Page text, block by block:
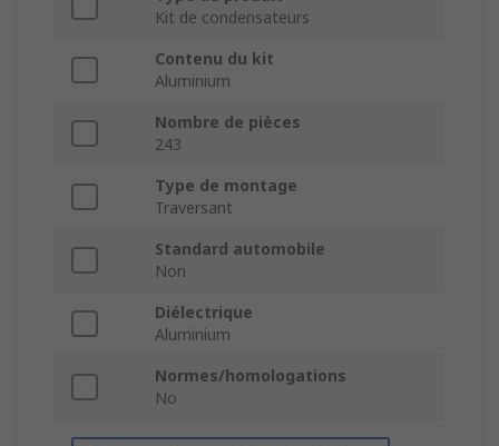
Kit de condensateurs
Contenu du kit
Aluminium
Nombre de pièces
243
Type de montage
Traversant
Standard automobile
Non
Diélectrique
Aluminium
Normes/homologations
No